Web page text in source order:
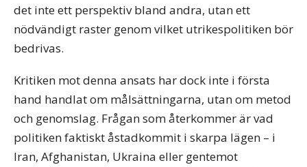
det inte ett perspektiv bland andra, utan ett
nödvändigt raster genom vilket utrikespolitiken bör
bedrivas.
Kritiken mot denna ansats har dock inte i första
hand handlat om målsättningarna, utan om metod
och genomslag. Frågan som återkommer är vad
politiken faktiskt åstadkommit i skarpa lägen – i
Iran, Afghanistan, Ukraina eller gentemot